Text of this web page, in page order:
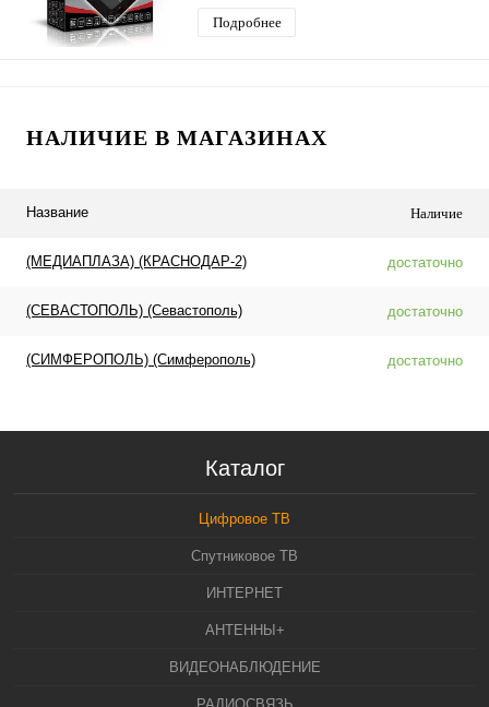
Подробнее
НАЛИЧИЕ В МАГАЗИНАХ
Название Наличие
(МЕДИАПЛАЗА) (КРАСНОДАР-2) достаточно
(СЕВАСТОПОЛЬ) (Севастополь) достаточно
(СИМФЕРОПОЛЬ) (Симферополь) достаточно
Каталог
Цифровое ТВ
Спутниковое ТВ
ИНТЕРНЕТ
АНТЕННЫ+
ВИДЕОНАБЛЮДЕНИЕ